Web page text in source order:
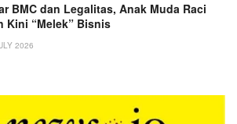
BMC dan Legalitas, Anak Muda Raci
Kini “Melek” Bisnis
2026